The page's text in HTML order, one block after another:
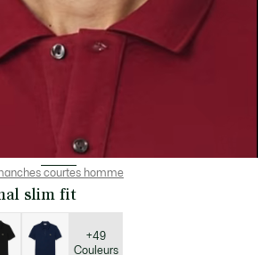
courtes homme
slim fit
+49
Couleurs